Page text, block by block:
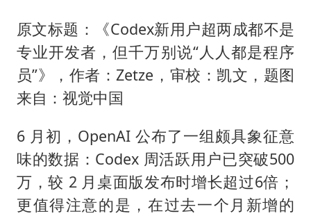
几元成本的AI广告导致千万市值蒸发
台当局重金为“台独”织“皇帝新衣”
原文标题：《Codex新用户超两成都不是
专业开发者，但千万别说“人人都是程序
员”》，作者：Zetze，审校：凯文，题图
来自：视觉中国
6 月初，OpenAI 公布了一组颇具象征意
味的数据：Codex 周活跃用户已突破500
万，较 2 月桌面版发布时增长超过6倍；
更值得注意的是，在过去一个月新增的